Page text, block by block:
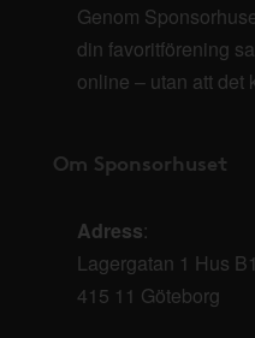
Genom
din favoritförening
online – utan att det
Om Sponsorhuset
Adress:
Lagergatan 1 Hus
415 11 Göteborg